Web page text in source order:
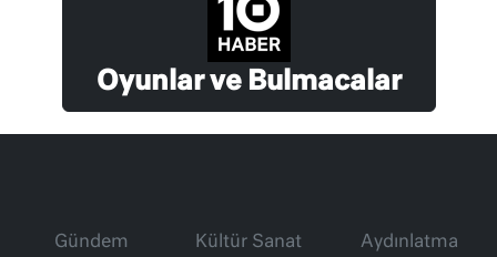
Oyunlar ve Bulmacalar
Gündem
Kültür Sanat
Aydınlatma